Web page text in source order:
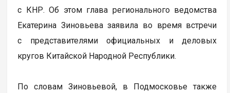
с КНР. Об этом глава регионального ведомства
Екатерина Зиновьева заявила во время встречи
с представителями официальных и деловых
кругов Китайской Народной Республики.
По словам Зиновьевой, в Подмосковье также